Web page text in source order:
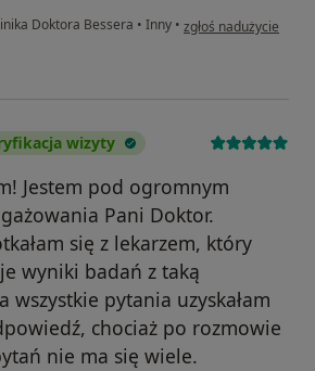
Doktora Bessera • Inny • w opinii użytkownika
zgłoś nadużycie
wizyty
Jestem pod ogromnym
Pani Doktor.
się z lekarzem, który
wyniki badań z taką
wszystkie pytania uzyskałam
chociaż po rozmowie
nie ma się wiele.